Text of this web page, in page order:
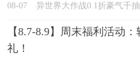
08-07 异世界大作战0.1折豪气千抽
【8.7-8.9】周末福利活动
礼！